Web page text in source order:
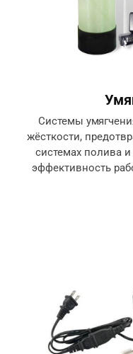
Системы
жёсткости,
системах полива
эффективность